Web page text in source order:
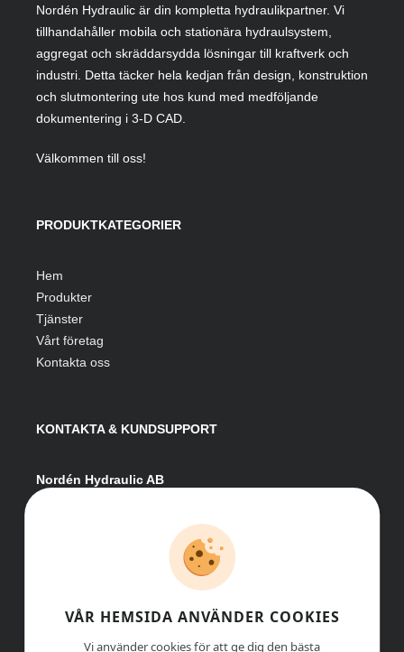
Nordén Hydraulic är din kompletta hydraulikpartner. Vi
tillhandahåller mobila och stationära hydraulsystem,
aggregat och skräddarsydda lösningar till kraftverk och
industri. Detta täcker hela kedjan från design, konstruktion
och slutmontering ute hos kund med medföljande
dokumentering i 3-D CAD.
Välkommen till oss!
PRODUKTKATEGORIER
Hem
Produkter
Tjänster
Vårt företag
Kontakta oss
KONTAKTA & KUNDSUPPORT
Nordén Hydraulic AB
info@nordenhydraulic.se
Org-nr: 556531-8424
VÅR HEMSIDA ANVÄNDER COOKIES
Vi använder cookies för att ge dig den bästa